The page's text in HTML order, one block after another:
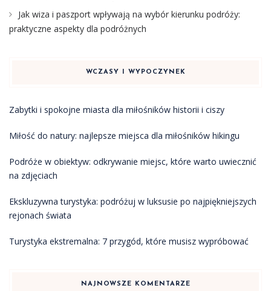
Jak wiza i paszport wpływają na wybór kierunku podróży:
praktyczne aspekty dla podróżnych
WCZASY I WYPOCZYNEK
Zabytki i spokojne miasta dla miłośników historii i ciszy
Miłość do natury: najlepsze miejsca dla miłośników hikingu
Podróże w obiektyw: odkrywanie miejsc, które warto uwiecznić
na zdjęciach
Ekskluzywna turystyka: podróżuj w luksusie po najpiękniejszych
rejonach świata
Turystyka ekstremalna: 7 przygód, które musisz wypróbować
NAJNOWSZE KOMENTARZE